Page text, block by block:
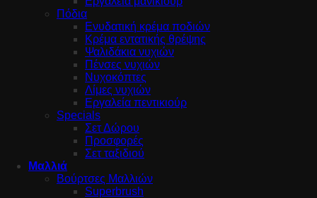
Πόδια
Ενυδατική κρέμα ποδιών
Κρέμα εντατικής θρέψης
Ψαλιδάκια νυχιών
Πένσες νυχιών
Νυχοκόπτες
Λίμες νυχιών
Εργαλεία πεντικιούρ
Specials
Σετ Δώρου
Προσφορές
Σετ ταξιδιού
Μαλλιά
Βούρτσες Μαλλιών
Superbrush